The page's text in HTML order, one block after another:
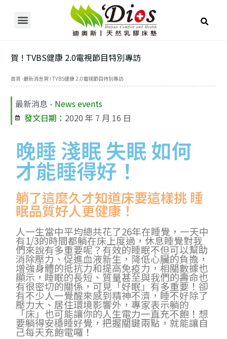
賀 ! TVBS健康 2.0電視節目特別專訪
首頁 -最新消息賀 ! TVBS健康 2.0電視節目特別專訪
最新消息 - News events
發文日期： 2020 年 7 月 16 日
晚睡 淺眠 失眠 如何
才能睡得好！
躺了這麼久才知道床要這樣挑 睡
眠品質好人更健康！
人一生當中平均總共花了26年在睡覺，一天中
有1/3的時間都躺在床上度過，休息睡覺對我
們來說有多重要呢？有效的睡眠不但可以幫助
消除壓力、促進血液新生，降低心臟的負擔，
增強身體的抵抗力和提高免疫力，相關數據也
顯示，睡眠的長短、質量甚至與我們的壽命也
有很密切的關係，可見「好眠」有多重要！卻
有不少人一覺醒來感到精神不濟，睡不好除了
壓力大、居住環境影響外，專家表示躺的
「床」也可能讓你的人生電力一直充不飽！想
要躺得安穩睡好覺，把握關鍵兩點，就能讓自
己每天充飽電囉！